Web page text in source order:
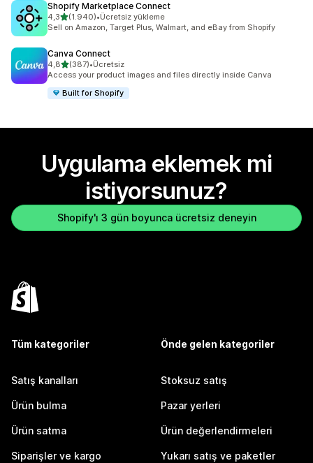
Shopify Marketplace Connect
4,35 yıldız üzerinden
(1.940)
toplam 1940 değerlendirme
•Ücretsiz yükleme
Sell on Amazon, Target Plus, Walmart, and eBay from Shopify
Canva Connect
4,85 yıldız üzerinden
(387)
toplam 387 değerlendirme
•Ücretsiz
Access your product images and files directly inside Canva
Built for Shopify
Uygulama eklemek mi
istiyorsunuz?
Shopify'ı 3 gün boyunca ücretsiz deneyin
Tüm kategoriler
Satış kanalları
Ürün bulma
Ürün satma
Siparişler ve kargo
Önde gelen kategoriler
Stoksuz satış
Pazar yerleri
Ürün değerlendirmeleri
Yukarı satış ve paketler